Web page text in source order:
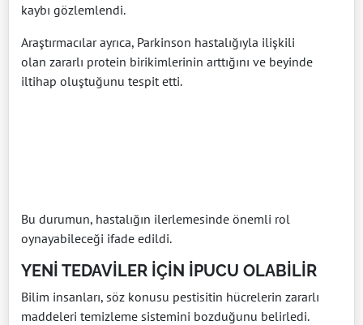
kaybı gözlemlendi.
Araştırmacılar ayrıca, Parkinson hastalığıyla ilişkili
olan zararlı protein birikimlerinin arttığını ve beyinde
iltihap oluştuğunu tespit etti.
Bu durumun, hastalığın ilerlemesinde önemli rol
oynayabileceği ifade edildi.
YENİ TEDAVİLER İÇİN İPUCU OLABİLİR
Bilim insanları, söz konusu pestisitin hücrelerin zararlı
maddeleri temizleme sistemini bozduğunu belirledi.